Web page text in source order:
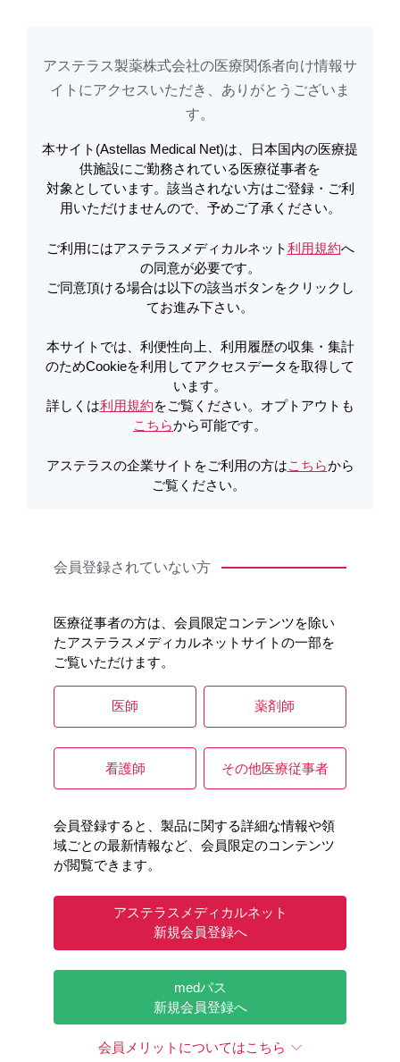
アステラスメディカルネットでは、利便性向上、利用履歴の収集・集計のた
Cookieを利用してアクセスデータを取得しています。詳しくは 利用規約
販売・その他に関するお知らせ | キ
ックリンカプセル250mg、キックリ
（2026年7月） | キックリン
製品Q&A
アステラス製薬株式会社の医療関係者向け情報サ
イトに​アクセスいただき、ありがとうございま
す。​
本サイト(Astellas Medical Net)は、日本国内の医療提
供施設にご勤務されている医療従事者を
対象としています。該当されない方はご登録・ご利
用いただけませんので、予めご了承ください。
ご利用にはアステラスメディカルネット利用規約へ
の同意が必要です。
ご同意頂ける場合は以下の該当ボタンをクリックし
てお進み下さい。
本サイトでは、利便性向上、利用履歴の収集・集計
のためCookieを利用してアクセスデータを取得して
います。
詳しくは利用規約をご覧ください。オプトアウトも
こちらから可能です。
アステラスの企業サイトをご利用の方はこちらから
ご覧ください。
会員登録されていない方
医療従事者の方は、会員限定コンテンツを除い
たアステラスメディカルネットサイトの一部を
ご覧いただけます。
医師 薬剤師
看護師 その他医療従事者
会員登録すると、製品に関する詳細な情報や領
域ごとの最新情報など、会員限定のコンテンツ
が閲覧できます。
アステラスメディカルネット
新規会員登録へ
medパス
新規会員登録へ
会員メリットについてはこちら